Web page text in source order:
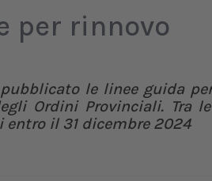
per rinnovo
le linee guida
Ordini Provinciali. Tra
il 31 dicembre 2024